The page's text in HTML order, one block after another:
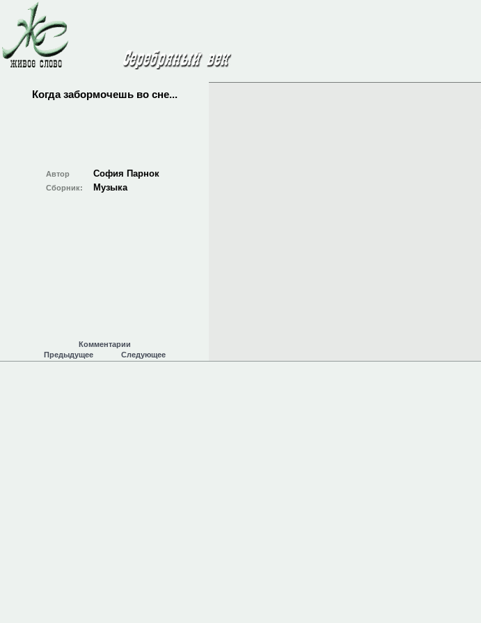
Когда забормочешь во сне...
Автор София Парнок
Сборник: Музыка
Комментарии
Предыдущее
Следующее